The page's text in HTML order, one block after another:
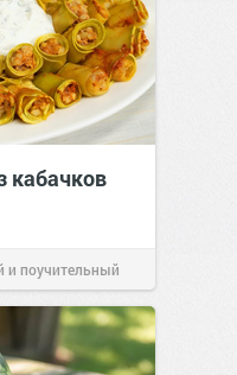
кабачков
и поучительный